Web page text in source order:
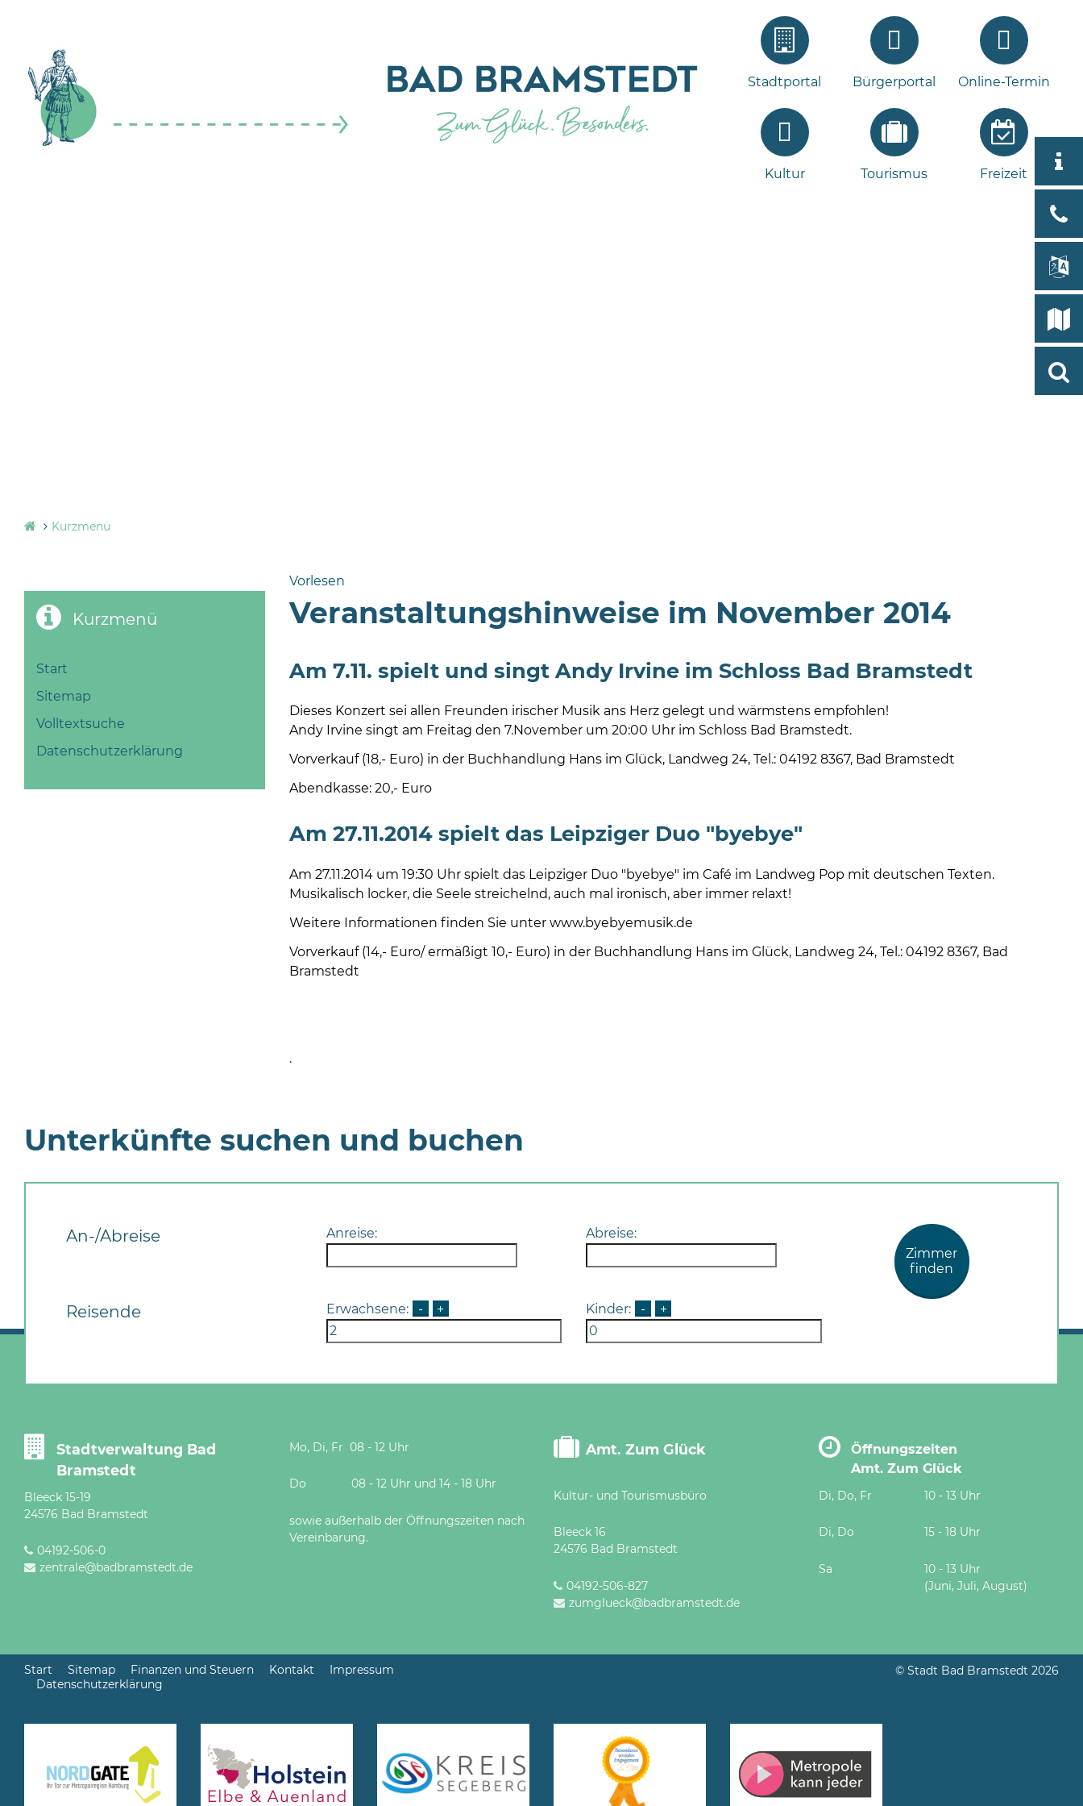
Stadtportal Bürgerportal Online-Termin
Kultur Tourismus Freizeit
Bleeck
19
Kurzmenü
Vorlesen
Kurzmenü
Start
Sitemap
Volltextsuche
Datenschutzerklärung
Veranstaltungshinweise im November 2014
Am 7.11. spielt und singt Andy Irvine im Schloss Bad Bramstedt
Dieses Konzert sei allen Freunden irischer Musik ans Herz gelegt und wärmstens empfohlen!
Andy Irvine singt am Freitag den 7.November um 20:00 Uhr im Schloss Bad Bramstedt.
Vorverkauf (18,- Euro) in der Buchhandlung Hans im Glück, Landweg 24, Tel.: 04192 8367, Bad Bramstedt
Abendkasse: 20,- Euro
Am 27.11.2014 spielt das Leipziger Duo "byebye"
Am 27.11.2014 um 19:30 Uhr spielt das Leipziger Duo "byebye" im Café im Landweg Pop mit deutschen Texten.
Musikalisch locker, die Seele streichelnd, auch mal ironisch, aber immer relaxt!
Weitere Informationen finden Sie unter www.byebyemusik.de
Vorverkauf (14,- Euro/ ermäßigt 10,- Euro) in der Buchhandlung Hans im Glück, Landweg 24, Tel.: 04192 8367, Bad
Bramstedt
.
Unterkünfte suchen und buchen
An-/Abreise Anreise: Abreise:
Reisende Erwachsene: - + Kinder: - +
Zimmer
finden
Stadtverwaltung Bad
Bramstedt
Bleeck 15-19
24576 Bad Bramstedt
04192-506-0
zentrale@badbramstedt.de
Mo, Di, Fr 08 - 12 Uhr
Do 08 - 12 Uhr und 14 - 18 Uhr
sowie außerhalb der Öffnungszeiten nach
Vereinbarung.
Amt. Zum Glück
Kultur- und Tourismusbüro
Bleeck 16
24576 Bad Bramstedt
04192-506-827
zumglueck@badbramstedt.de
Öffnungszeiten
Amt. Zum Glück
Di, Do, Fr 10 - 13 Uhr
Di, Do 15 - 18 Uhr
Sa
10 - 13 Uhr
(Juni, Juli, August)
Start Sitemap Finanzen und Steuern Kontakt
Impressum
Datenschutzerklärung
© Stadt Bad Bramstedt 2026